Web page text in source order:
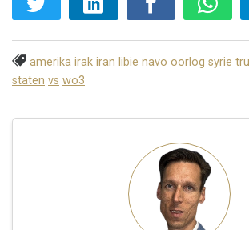
amerika irak iran libie navo oorlog syrie
staten vs wo3